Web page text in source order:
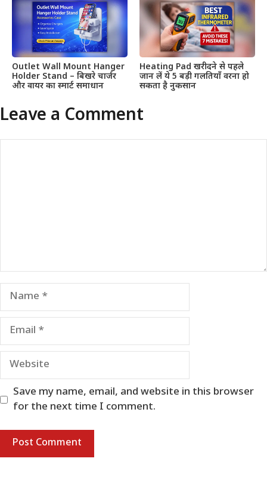
Outlet Wall Mount Hanger
Holder Stand – बिखरे चार्जर
और वायर का स्मार्ट समाधान
Heating Pad खरीदने से पहले
जान लें ये 5 बड़ी गलतियाँ वरना हो
सकता है नुकसान
Leave a Comment
Name
Email
Website
Save my name, email, and website in this browser
for the next time I comment.